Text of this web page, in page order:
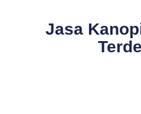
Jasa